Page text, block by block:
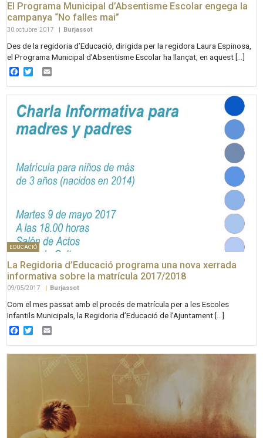
El Programa Municipal d’Absentisme Escolar engega la
campanya “No falles mai”
30 octubre 2017 | Burjassot
Des de la regidoria d’Educació, dirigida per la regidora Laura Espinosa,
el Programa Municipal d’Absentisme Escolar ha llançat, en aquest […]
Facebook
Twitter
EDUCACIÓ
La Regidoria d’Educació programa una nova xerrada
informativa sobre la matrícula 2017/2018
09/05/2017 Burjassot
Com el mes passat amb el procés de matrícula per a les Escoles
Infantils Municipals, la Regidoria d’Educació de l’Ajuntament […]
Facebook
Twitter